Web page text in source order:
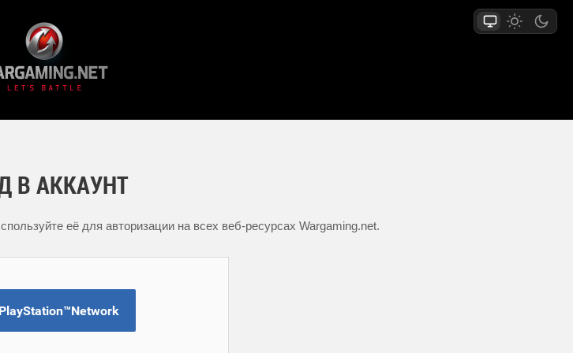
В АККАУНТ
её для авторизации на всех веб-ресурсах Wargaming.net.
PlayStation™Network